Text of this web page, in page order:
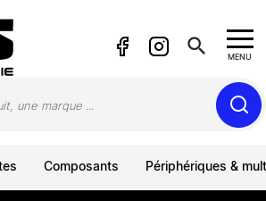
search MENU
Composants Périphériques &